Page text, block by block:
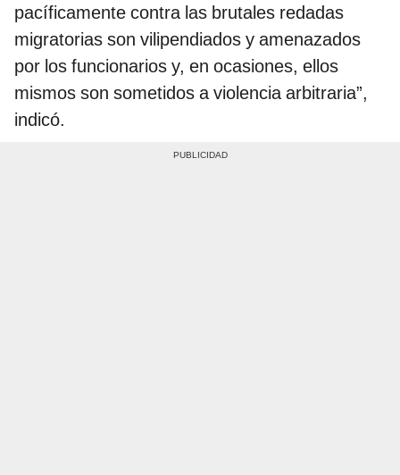
pacíficamente contra las brutales redadas
migratorias son vilipendiados y amenazados
por los funcionarios y, en ocasiones, ellos
mismos son sometidos a violencia arbitraria”,
indicó.